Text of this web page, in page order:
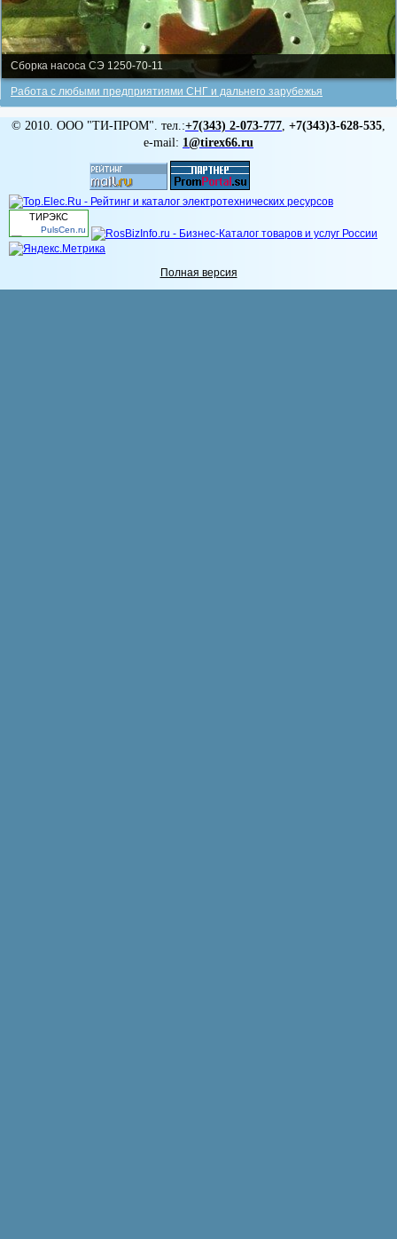
Сборка насоса СЭ 1250-70-11
Работа с любыми предприятиями СНГ и дальнего зарубежья
© 2010. ООО "ТИ-ПРОМ". тел.:+7(343) 2-073-777 +7(343)3-628-535
e-mail: 1@tirex66.ru
ТИРЭКС
PulsCen.ru
Полная версия